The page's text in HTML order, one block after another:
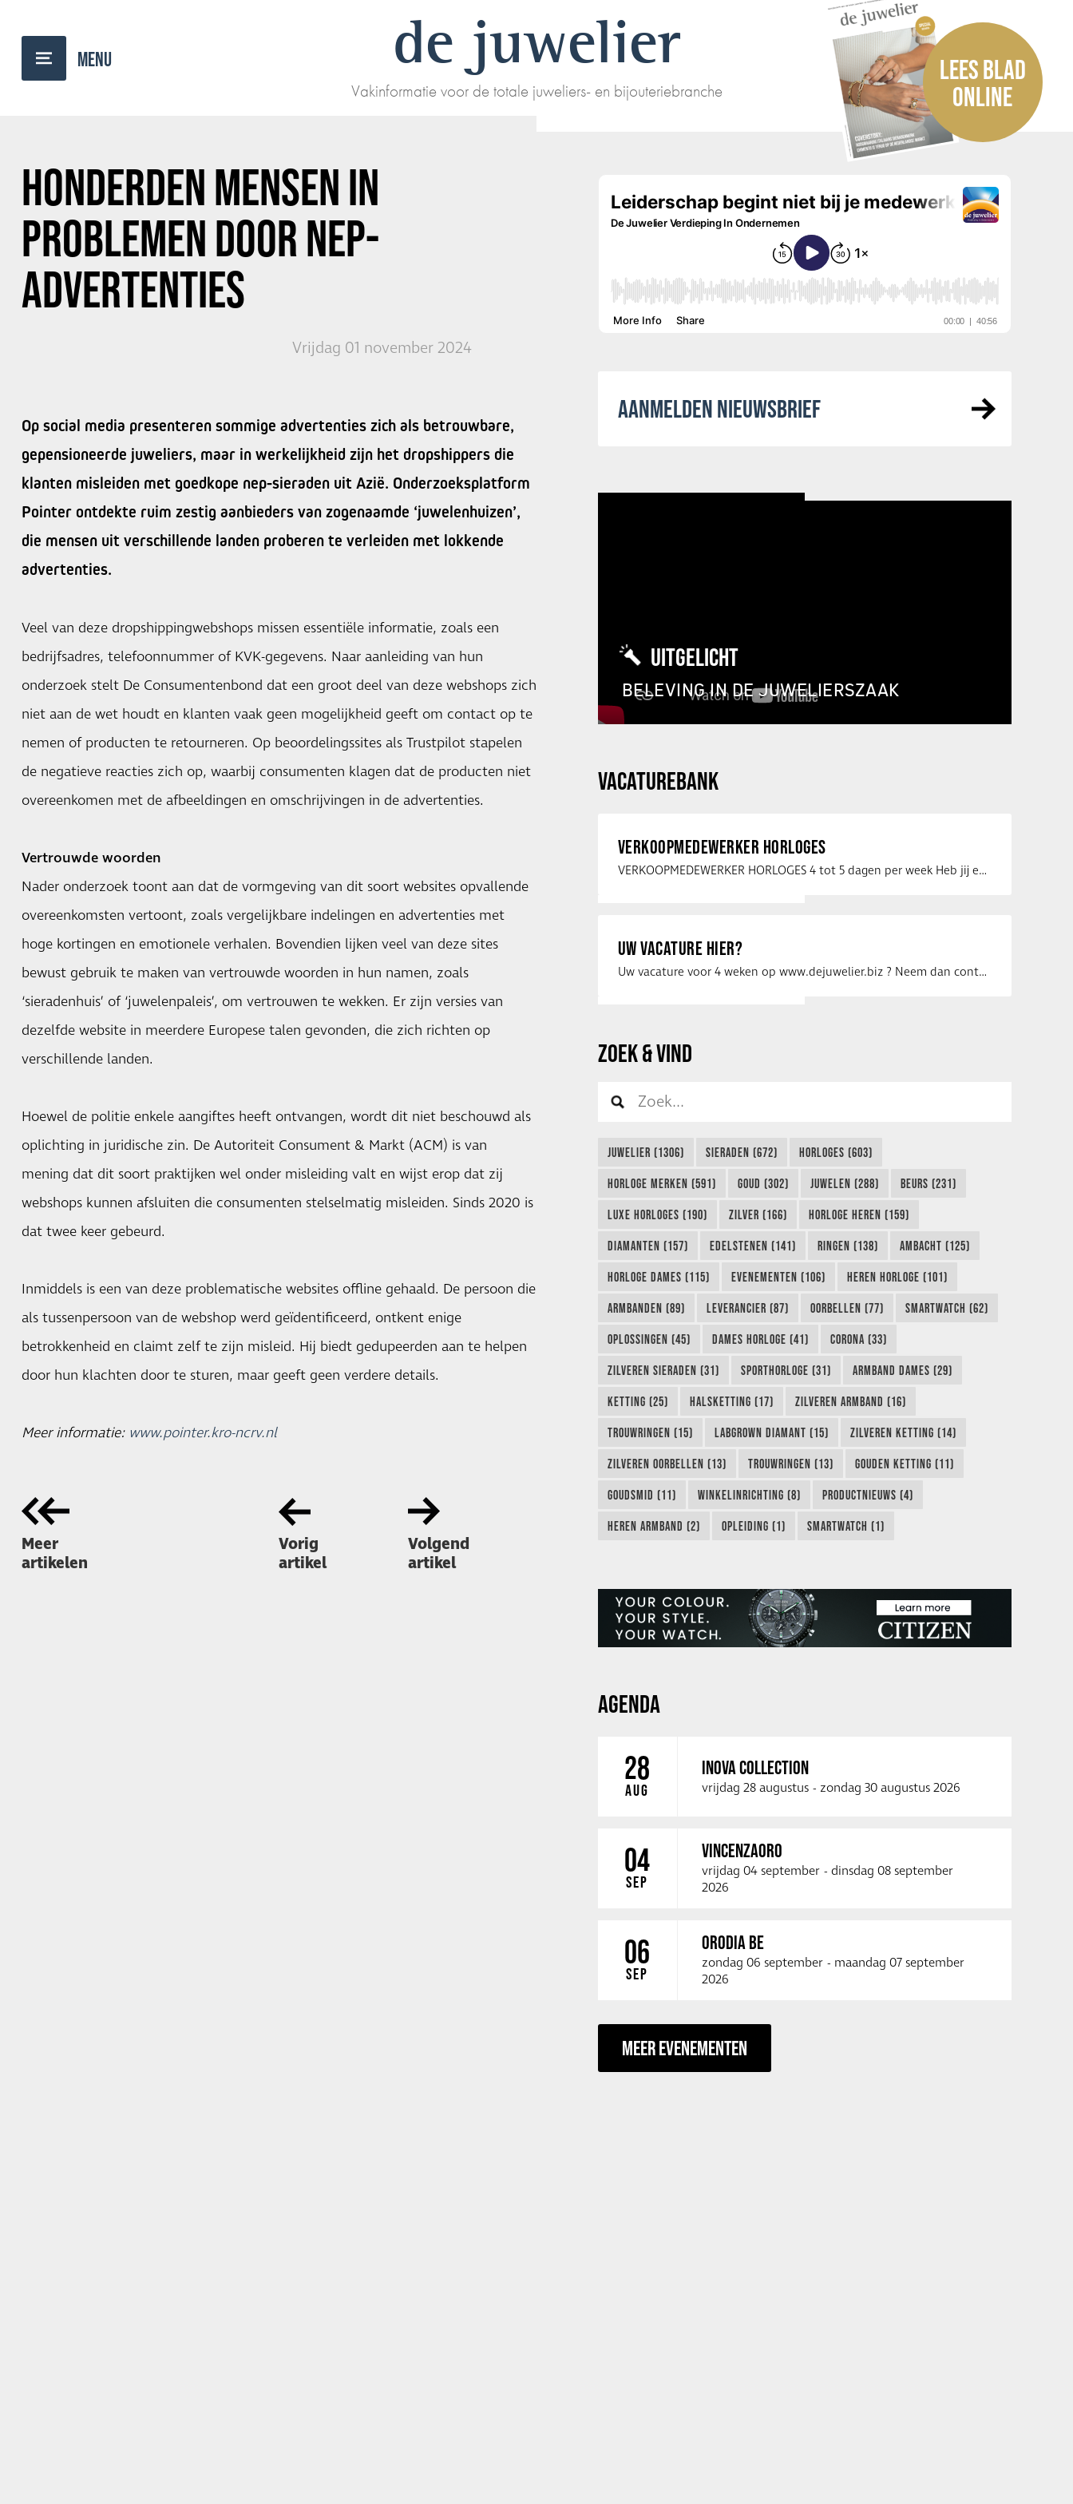
de juwelier
Vakinformatie voor de totale juweliers- en bijouteriebranche
LEES BLAD
ONLINE
HONDERDEN MENSEN IN
PROBLEMEN DOOR NEP-
ADVERTENTIES
Vrijdag 01 november 2024
Op social media presenteren sommige advertenties zich als betrouwbare,
gepensioneerde juweliers, maar in werkelijkheid zijn het dropshippers die
klanten misleiden met goedkope nep-sieraden uit Azië. Onderzoeksplatform
Pointer ontdekte ruim zestig aanbieders van zogenaamde ‘juwelenhuizen’,
die mensen uit verschillende landen proberen te verleiden met lokkende
advertenties.
Veel van deze dropshippingwebshops missen essentiële informatie, zoals een
bedrijfsadres, telefoonnummer of KVK-gegevens. Naar aanleiding van hun
onderzoek stelt De Consumentenbond dat een groot deel van deze webshops zich
niet aan de wet houdt en klanten vaak geen mogelijkheid geeft om contact op te
nemen of producten te retourneren. Op beoordelingssites als Trustpilot stapelen
de negatieve reacties zich op, waarbij consumenten klagen dat de producten niet
overeenkomen met de afbeeldingen en omschrijvingen in de advertenties.
Vertrouwde woorden
Nader onderzoek toont aan dat de vormgeving van dit soort websites opvallende
overeenkomsten vertoont, zoals vergelijkbare indelingen en advertenties met
hoge kortingen en emotionele verhalen. Bovendien lijken veel van deze sites
bewust gebruik te maken van vertrouwde woorden in hun namen, zoals
‘sieradenhuis’ of ‘juwelenpaleis’, om vertrouwen te wekken. Er zijn versies van
dezelfde website in meerdere Europese talen gevonden, die zich richten op
verschillende landen.
Hoewel de politie enkele aangiftes heeft ontvangen, wordt dit niet beschouwd als
oplichting in juridische zin. De Autoriteit Consument & Markt (ACM) is van
mening dat dit soort praktijken wel onder misleiding valt en wijst erop dat zij
webshops kunnen afsluiten die consumenten stelselmatig misleiden. Sinds 2020 is
dat twee keer gebeurd.
Inmiddels is een van deze problematische websites offline gehaald. De persoon die
als tussenpersoon van de webshop werd geïdentificeerd, ontkent enige
betrokkenheid en claimt zelf te zijn misleid. Hij biedt gedupeerden aan te helpen
door hun klachten door te sturen, maar geeft geen verdere details.
Meer informatie: www.pointer.kro-ncrv.nl
Meer
artikelen
Vorig
artikel
Volgend
artikel
AANMELDEN NIEUWSBRIEF
UITGELICHT
BELEVING IN DE JUWELIERSZAAK
VACATUREBANK
VERKOOPMEDEWERKER HORLOGES
VERKOOPMEDEWERKER HORLOGES 4 tot 5 dagen per week Heb jij een passie voor …
UW VACATURE HIER?
Uw vacature voor 4 weken op www.dejuwelier.biz ? Neem dan contact op met …
ZOEK & VIND
JUWELIER (1306) SIERADEN (672) HORLOGES (603)
HORLOGE MERKEN (591) GOUD (302) JUWELEN (288) BEURS (231)
LUXE HORLOGES (190) ZILVER (166) HORLOGE HEREN (159)
DIAMANTEN (157) EDELSTENEN (141) RINGEN (138) AMBACHT (125)
HORLOGE DAMES (115) EVENEMENTEN (106) HEREN HORLOGE (101)
ARMBANDEN (89) LEVERANCIER (87) OORBELLEN (77) SMARTWATCH (62)
OPLOSSINGEN (45) DAMES HORLOGE (41) CORONA (33)
ZILVEREN SIERADEN (31) SPORTHORLOGE (31) ARMBAND DAMES (29)
KETTING (25) HALSKETTING (17) ZILVEREN ARMBAND (16)
TROUWRINGEN (15) LABGROWN DIAMANT (15) ZILVEREN KETTING (14)
ZILVEREN OORBELLEN (13) TROUWRINGEN (13) GOUDEN KETTING (11)
GOUDSMID (11) WINKELINRICHTING (8) PRODUCTNIEUWS (4)
HEREN ARMBAND (2) OPLEIDING (1) SMARTWATCH (1)
AGENDA
28
AUG
INOVA COLLECTION
vrijdag 28 augustus - zondag 30 augustus 2026
04
SEP
VINCENZAORO
vrijdag 04 september - dinsdag 08 september
2026
06
SEP
ORODIA BE
zondag 06 september - maandag 07 september
2026
MEER EVENEMENTEN